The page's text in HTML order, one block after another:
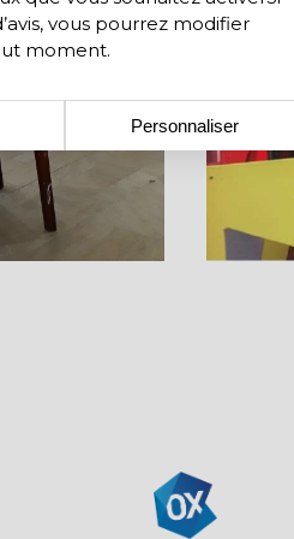
vous pourrez modifier
moment.
Personnaliser